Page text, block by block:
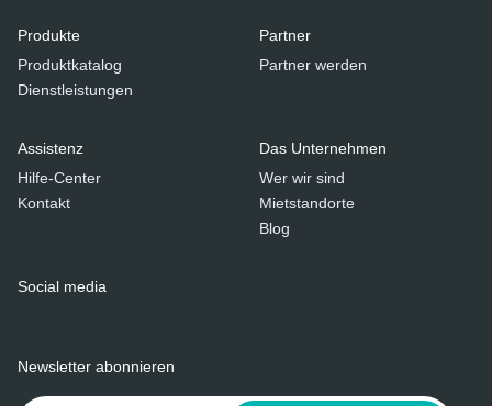
Produkte
Produktkatalog
Dienstleistungen
Partner
Partner werden
Assistenz
Hilfe-Center
Kontakt
Das Unternehmen
Wer wir sind
Mietstandorte
Blog
Social media
Newsletter abonnieren